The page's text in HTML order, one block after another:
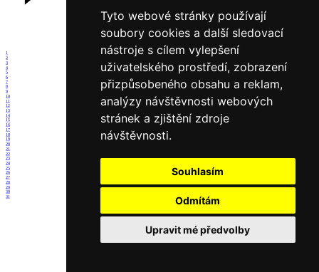
Tyto webové stránky používají
soubory cookies a další sledovací
nástroje s cílem vylepšení
uživatelského prostředí, zobrazení
přizpůsobeného obsahu a reklam,
analýzy návštěvnosti webových
stránek a zjištění zdroje
návštěvnosti.
Souhlasím
Odmítám
Upravit mé předvolby
1
2
3
4
5
6
7
8
9
10
11
12
13
14
15
16
17
18
19
20
21
22
23
24
25
26
27
28
29
30
31